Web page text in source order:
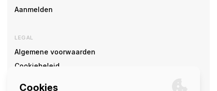
Aanmelden
LEGAL
Algemene voorwaarden
Cookiebeleid